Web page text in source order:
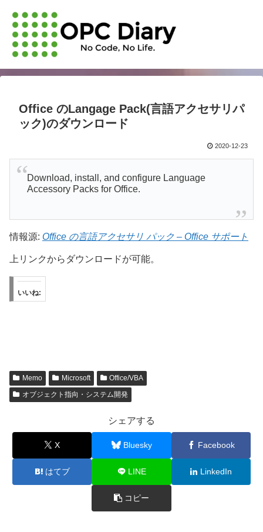
Office のLangage Pack(言語アクセサリパ
ック)のダウンロード
2020-12-23
Download, install, and configure Language
Accessory Packs for Office.
情報源: Office の言語アクセサリ パック – Office サポート
上リンクからダウンロードが可能。
いいね:
Memo Microsoft
Office/VBA
オブジェクト指向・システム開発
シェアする
X Bluesky Facebook
はてブ LINE LinkedIn
コピー